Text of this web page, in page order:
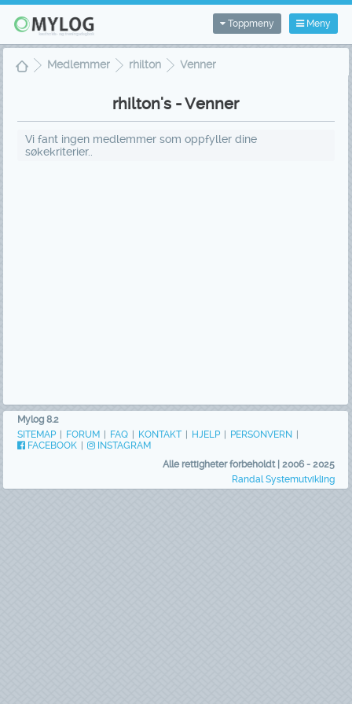
Meny
Toppmeny
Medlemmer rhilton Venner
rhilton's - Venner
Vi fant ingen medlemmer som oppfyller dine
søkekriterier..
Mylog 8.2
SITEMAP
FORUM FAQ KONTAKT HJELP PERSONVERN
FACEBOOK
INSTAGRAM
Alle rettigheter forbeholdt | 2006 - 2025
Randal Systemutvikling